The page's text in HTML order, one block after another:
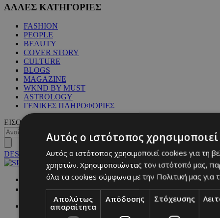
ΑΛΛΕΣ ΚΑΤΗΓΟΡΙΕΣ
FASHION
PEOPLE
BEAUTY
COVER STORY
CULTURE
BLOGS
MAGAZINE
WKND BY MUST
ASTROLOGY
ΓΕΝΙΚΕΣ ΠΛΗΡΟΦΟΡΙΕΣ
ΕΙΣΟΔΟΣ
DESKTOP
NETWORK:
Αυτός ο ιστότοπος
Αυτός ο ιστότοπος χρησιμοποιεί cookies για τη
χρηστών. Χρησιμοποιώντας τον ιστότοπό μας,
όλα τα cookies σύμφωνα με την Πολιτική μας για
Απολύτως
απαραίτητα
Απόδοσης Στόχευσης